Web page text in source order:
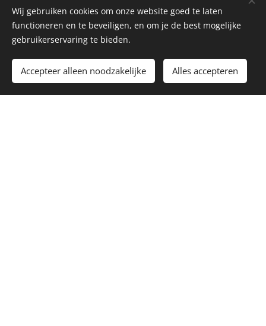
Wij gebruiken cookies om onze website goed te laten
functioneren en te beveiligen, en om je de best mogelijke
gebruikerservaring te bieden.
Accepteer alleen noodzakelijke Alles accepteren